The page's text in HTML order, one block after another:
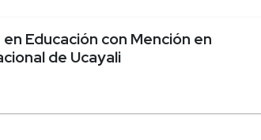
Educación con Mención en
de Ucayali